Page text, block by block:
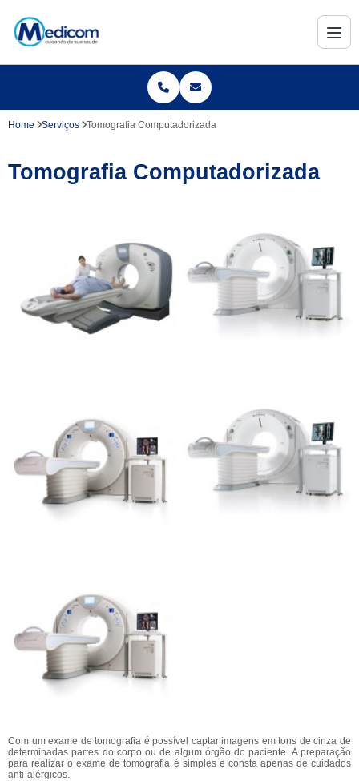
Home Serviços Tomografia Computadorizada
Tomografia Computadorizada
Com um exame de tomografia é possível captar imagens em tons de cinza de
determinadas partes do corpo ou de algum órgão do paciente. A preparação
para realizar o exame de tomografia é simples e consta apenas de cuidados
anti-alérgicos.